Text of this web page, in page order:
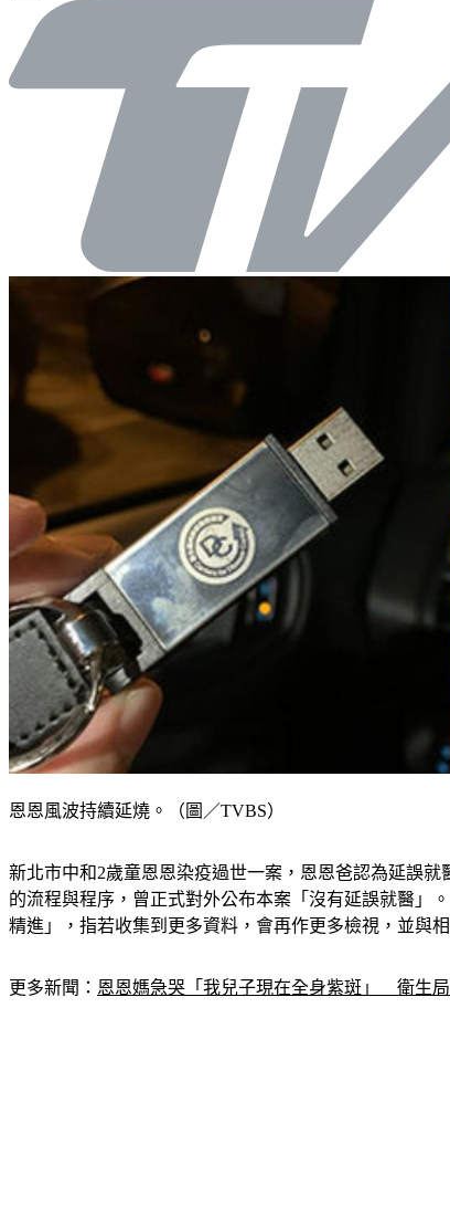
恩恩風波持續延燒。（圖／TVBS）
新北市中和2歲童恩恩染疫過世一案，恩恩爸認為延誤
的流程與程序，曾正式對外公布本案「沒有延誤就醫」
精進」，指若收集到更多資料，會再作更多檢視，並與
更多新聞： 恩恩媽急哭「我兒子現在全身紫斑」　衛生